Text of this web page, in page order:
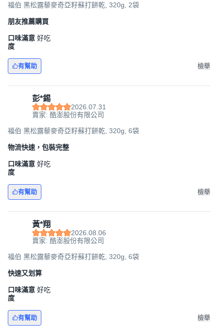
福伯 黑松露藜麥奇亞籽蘇打餅乾, 320g, 2袋
朋友推薦購買
口味滿意
度
好吃
有幫助 檢舉
彭*錫
2026.07.31
賣家: 酷澎股份有限公司
福伯 黑松露藜麥奇亞籽蘇打餅乾, 320g, 6袋
物流快速，包裝完整
口味滿意
度
好吃
有幫助 檢舉
黃*翔
2026.08.06
賣家: 酷澎股份有限公司
福伯 黑松露藜麥奇亞籽蘇打餅乾, 320g, 6袋
快速又划算
口味滿意
度
好吃
有幫助 檢舉